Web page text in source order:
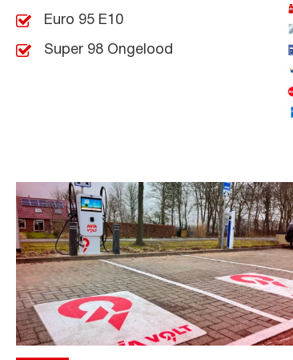
Euro 95 E10
Super 98 Ongelood